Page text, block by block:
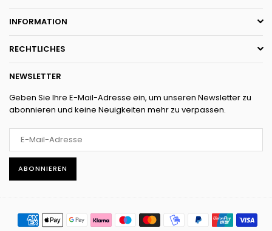
INFORMATION
RECHTLICHES
NEWSLETTER
Geben Sie Ihre E-Mail-Adresse ein, um unseren Newsletter zu
abonnieren und keine Neuigkeiten mehr zu verpassen.
ABONNIEREN